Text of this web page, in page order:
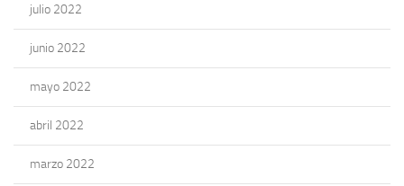
julio 2022
junio 2022
mayo 2022
abril 2022
marzo 2022